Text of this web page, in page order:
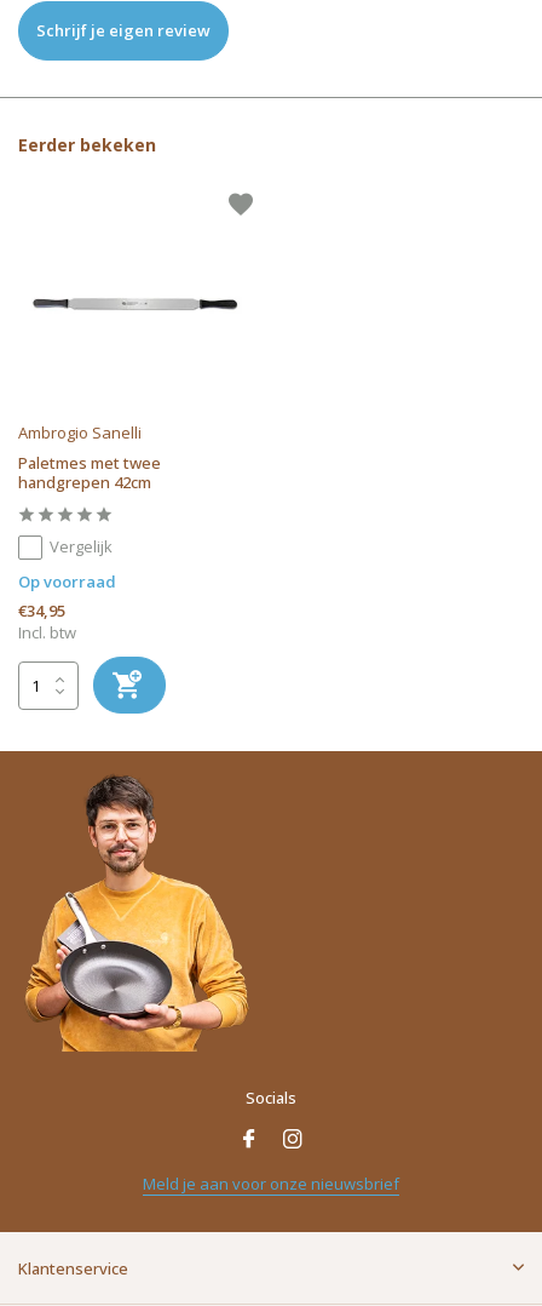
Schrijf je eigen review
Eerder bekeken
Ambrogio Sanelli
Paletmes met twee
handgrepen 42cm
Vergelijk
Op voorraad
€34,95
Incl. btw
Socials
Meld je aan voor onze nieuwsbrief
Klantenservice